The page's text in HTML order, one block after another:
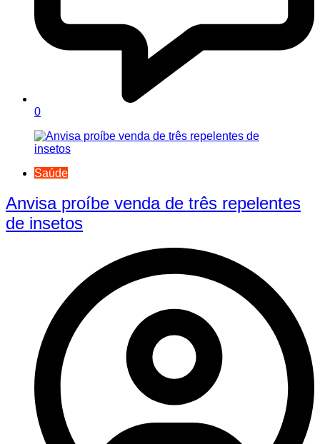
0
Saúde
Anvisa proíbe venda de três repelentes
de insetos